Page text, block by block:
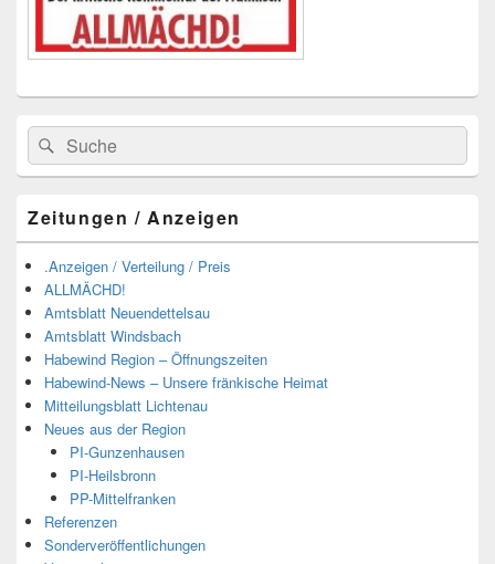
Suchen
nach:
Suchen
Zeitungen / Anzeigen
.Anzeigen / Verteilung / Preis
ALLMÄCHD!
Amtsblatt Neuendettelsau
Amtsblatt Windsbach
Habewind Region – Öffnungszeiten
Habewind-News – Unsere fränkische Heimat
Mitteilungsblatt Lichtenau
Neues aus der Region
PI-Gunzenhausen
PI-Heilsbronn
PP-Mittelfranken
Referenzen
Sonderveröffentlichungen